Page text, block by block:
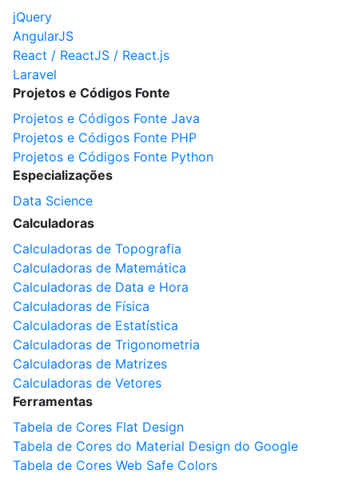
jQuery
AngularJS
React / ReactJS / React.js
Laravel
Projetos e Códigos Fonte
Projetos e Códigos Fonte Java
Projetos e Códigos Fonte PHP
Projetos e Códigos Fonte Python
Especializações
Data Science
Calculadoras
Calculadoras de Topografia
Calculadoras de Matemática
Calculadoras de Data e Hora
Calculadoras de Física
Calculadoras de Estatística
Calculadoras de Trigonometria
Calculadoras de Matrizes
Calculadoras de Vetores
Ferramentas
Tabela de Cores Flat Design
Tabela de Cores do Material Design do Google
Tabela de Cores Web Safe Colors